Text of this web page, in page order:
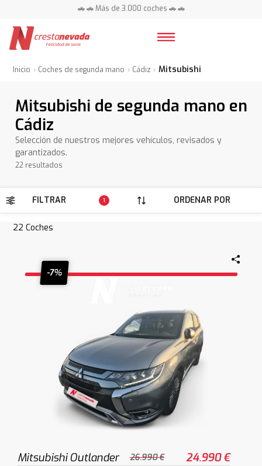
📍 Centros en toda España ⭐
📍 Centros en toda España ⭐
Inicio Coches de segunda mano Cádiz Mitsubishi
Mitsubishi de segunda mano en
Cádiz
Selección de nuestros mejores vehículos, revisados y
garantizados.
22 resultados
FILTRAR 1 ORDENAR POR
22 Coches
-7%
Mitsubishi Outlander 26.990 € 24.990 €